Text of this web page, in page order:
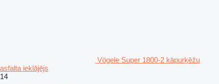
Vögele Super 1800-2 kāpurķēžu
asfalta ieklājējs
14